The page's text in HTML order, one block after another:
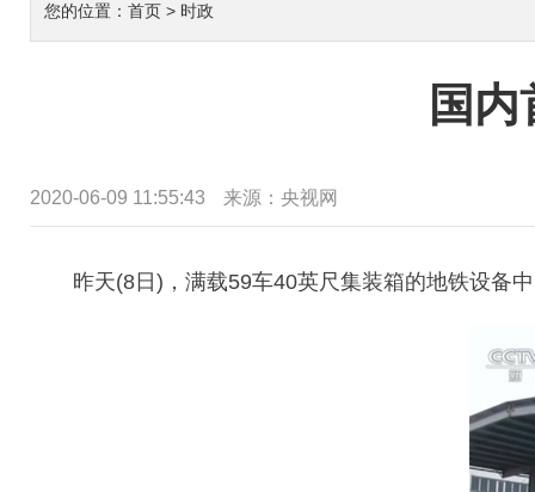
您的位置： 首页 > 时政
国
2020-06-09 11:55:43 来源：央视网
昨天(8日)，满载59车40英尺集装箱的地铁设备